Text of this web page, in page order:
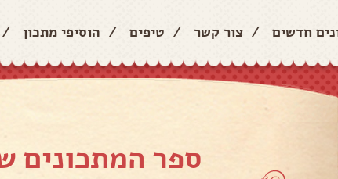
חדשים / צור קשר / טיפים / הוסיפי מתכון /
ספר המתכונים